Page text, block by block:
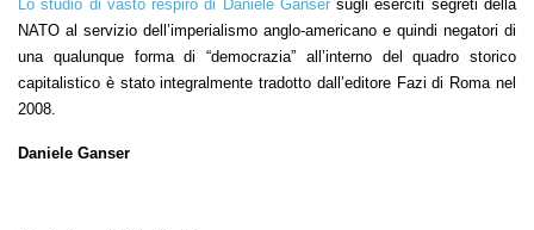
Lo studio di vasto respiro di Daniele Gansersugli eserciti segreti della
NATO al servizio dell’imperialismo anglo-americano e quindi negatori di
una qualunque forma di “democrazia” all’interno del quadro storico
capitalistico è stato integralmente tradotto dall’editore Fazi di Roma nel
2008.
Daniele Ganser